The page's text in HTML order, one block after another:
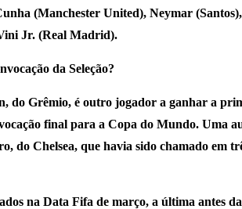
(Manchester United), Neymar
Jr. (Real Madrid).
da Seleção?
do Grêmio, é outro jogador a ganhar a
final para a Copa do Mundo. Uma
do Chelsea, que havia sido chamado em
na Data Fifa de março, a última antes